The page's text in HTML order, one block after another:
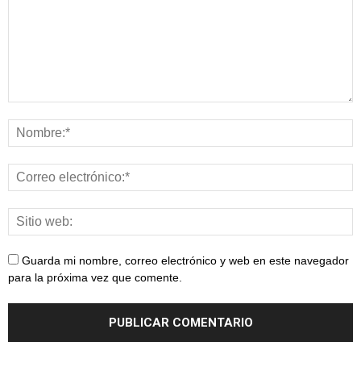
Guarda mi nombre, correo electrónico y web en este navegador
para la próxima vez que comente.